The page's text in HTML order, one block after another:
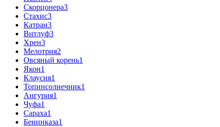
Скорцонера3
Стахис3
Катран3
Витлуф3
Хрен3
Мелотрия2
Овсяный корень1
Якон1
Клаусия1
Топинсолнечник1
Ангурия1
Чуфа1
Сараха1
Бенинказа1